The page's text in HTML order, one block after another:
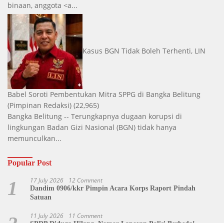
binaan, anggota <a...
Kasus BGN Tidak Boleh Terhenti, LIN
Babel Soroti Pembentukan Mitra SPPG di Bangka Belitung
(Pimpinan Redaksi) (22,965)
Bangka Belitung -- Terungkapnya dugaan korupsi di
lingkungan Badan Gizi Nasional (BGN) tidak hanya
memunculkan...
Popular Post
1 17 July 2026 12 Comment
Dandim 0906/kkr Pimpin Acara Korps Raport Pindah
Satuan
11 July 2026 11 Comment